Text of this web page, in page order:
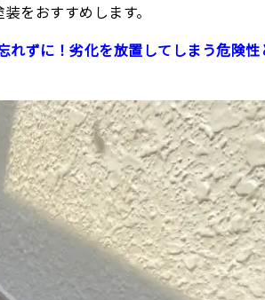
をおすすめします。
れずに！劣化を放置してしまう危険